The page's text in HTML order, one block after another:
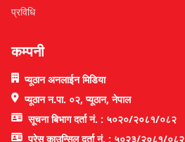
प्रविधि
कम्पनी
प्यूठान अनलाईन मिडिया
प्यूठान न.पा. ०२, प्यूठान, नेपाल
सूचना बिभाग दर्ता नं. : ५०२०/२०८१/०८२
प्रेस काउन्सिल दर्ता नं. : ५०२३/२०८१/०८२